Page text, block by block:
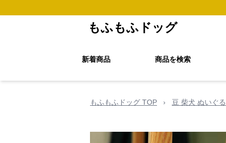
もふもふドッグ
新着商品 商品を検索
もふもふドッグ TOP › 豆 柴犬 ぬいぐ